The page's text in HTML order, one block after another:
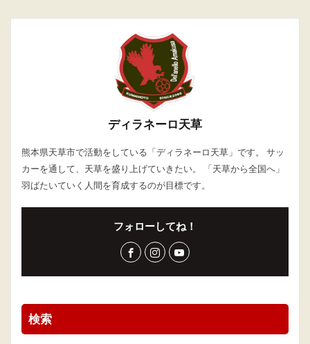
ディラネーロ天草
熊本県天草市で活動をしている「ディラネーロ天草」です。 サッ
カーを通して、天草を盛り上げていきたい。 「天草から全国へ」
羽ばたいていく人間を育成するのが目標です。
フォローしてね！
検索